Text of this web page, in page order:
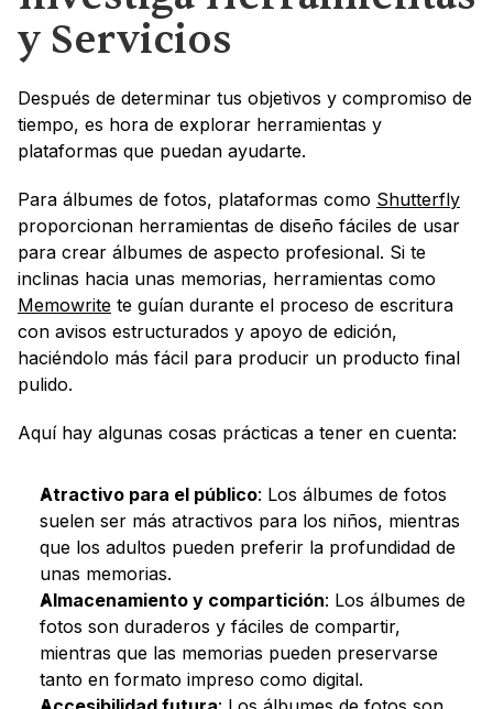
y Servicios
Después de determinar tus objetivos y compromiso de
tiempo, es hora de explorar herramientas y
plataformas que puedan ayudarte.
Para álbumes de fotos, plataformas como Shutterfly
proporcionan herramientas de diseño fáciles de usar
para crear álbumes de aspecto profesional. Si te
Memowrite te guían durante el proceso de escritura
con avisos estructurados y apoyo de edición,
haciéndolo más fácil para producir un producto final
pulido.
Aquí hay algunas cosas prácticas a tener en cuenta:
Atractivo para el público: Los álbumes de fotos
suelen ser más atractivos para los niños, mientras
que los adultos pueden preferir la profundidad de
unas memorias.
Almacenamiento y compartición: Los álbumes de
fotos son duraderos y fáciles de compartir,
mientras que las memorias pueden preservarse
tanto en formato impreso como digital.